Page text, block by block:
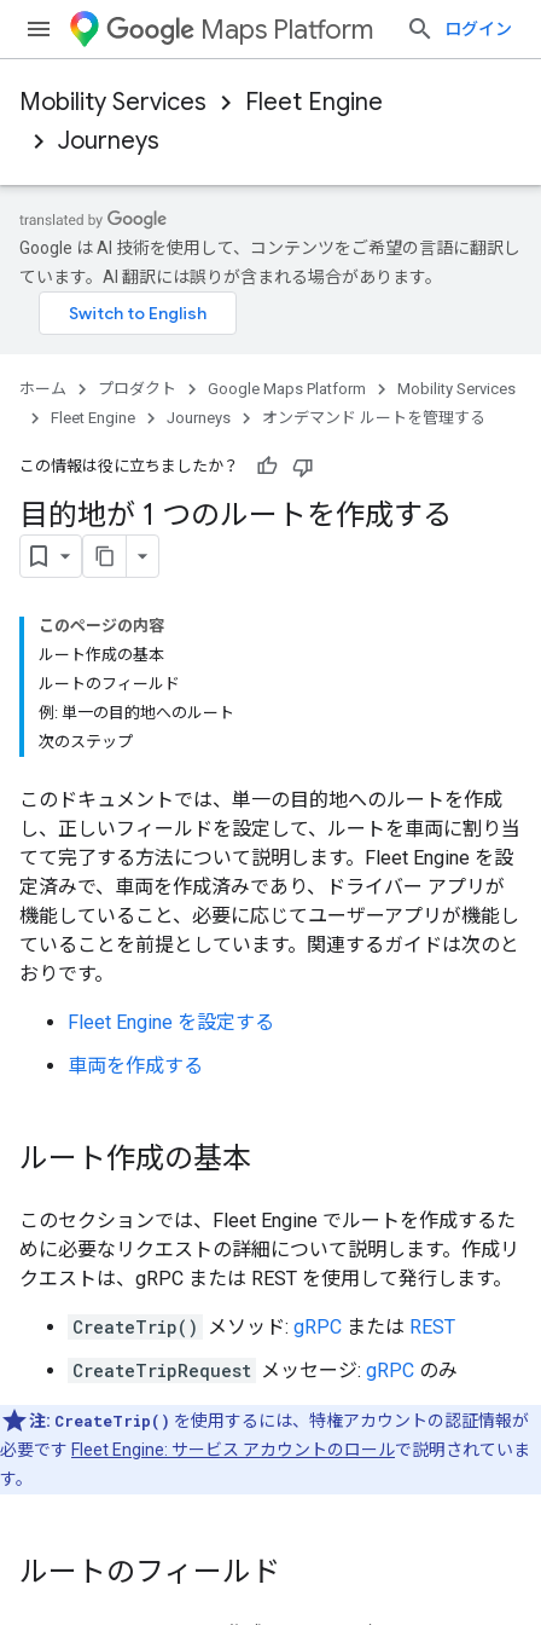
Maps Platform ログイン
Mobility Services
Fleet Engine
Journeys
Google は AI 技術を使用して、コンテンツをご希望の言語に翻訳し
ています。AI 翻訳には誤りが含まれる場合があります。
ホーム プロダクト Google Maps Platform
Mobility Services
Fleet Engine
Journeys オンデマンド ルートを管理する
この情報は役に立ちましたか？
目的地が 1 つのルートを作成する
このページの内容
ルート作成の基本
ルートのフィールド
例: 単一の目的地へのルート
次のステップ
このドキュメントでは、単一の目的地へのルートを作成
し、正しいフィールドを設定して、ルートを車両に割り当
てて完了する方法について説明します。Fleet Engine を設
定済みで、車両を作成済みであり、ドライバー アプリが
機能していること、必要に応じてユーザーアプリが機能し
ていることを前提としています。関連するガイドは次のと
おりです。
Fleet Engine を設定する
車両を作成する
ルート作成の基本
このセクションでは、Fleet Engine でルートを作成するた
めに必要なリクエストの詳細について説明します。作成リ
クエストは、gRPC または REST を使用して発行します。
CreateTrip() メソッド: gRPC または REST
CreateTripRequest メッセージ: gRPC のみ
注: CreateTrip() を使用するには、特権アカウントの認証情報が
必要です Fleet Engine: サービス アカウントのロールで説明されていま
す。
ルートのフィールド